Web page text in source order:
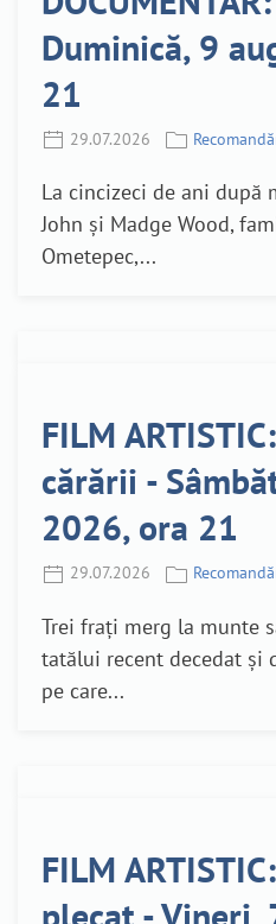
Duminică, 9
21
29.07.2026
La cincizeci de ani după
John și Madge Wood,
Ometepec,...
FILM
cărării -
2026, ora 21
29.07.2026
Trei frați merg la munte
tatălui recent decedat și
pe care...
FILM
plecat - Vineri,